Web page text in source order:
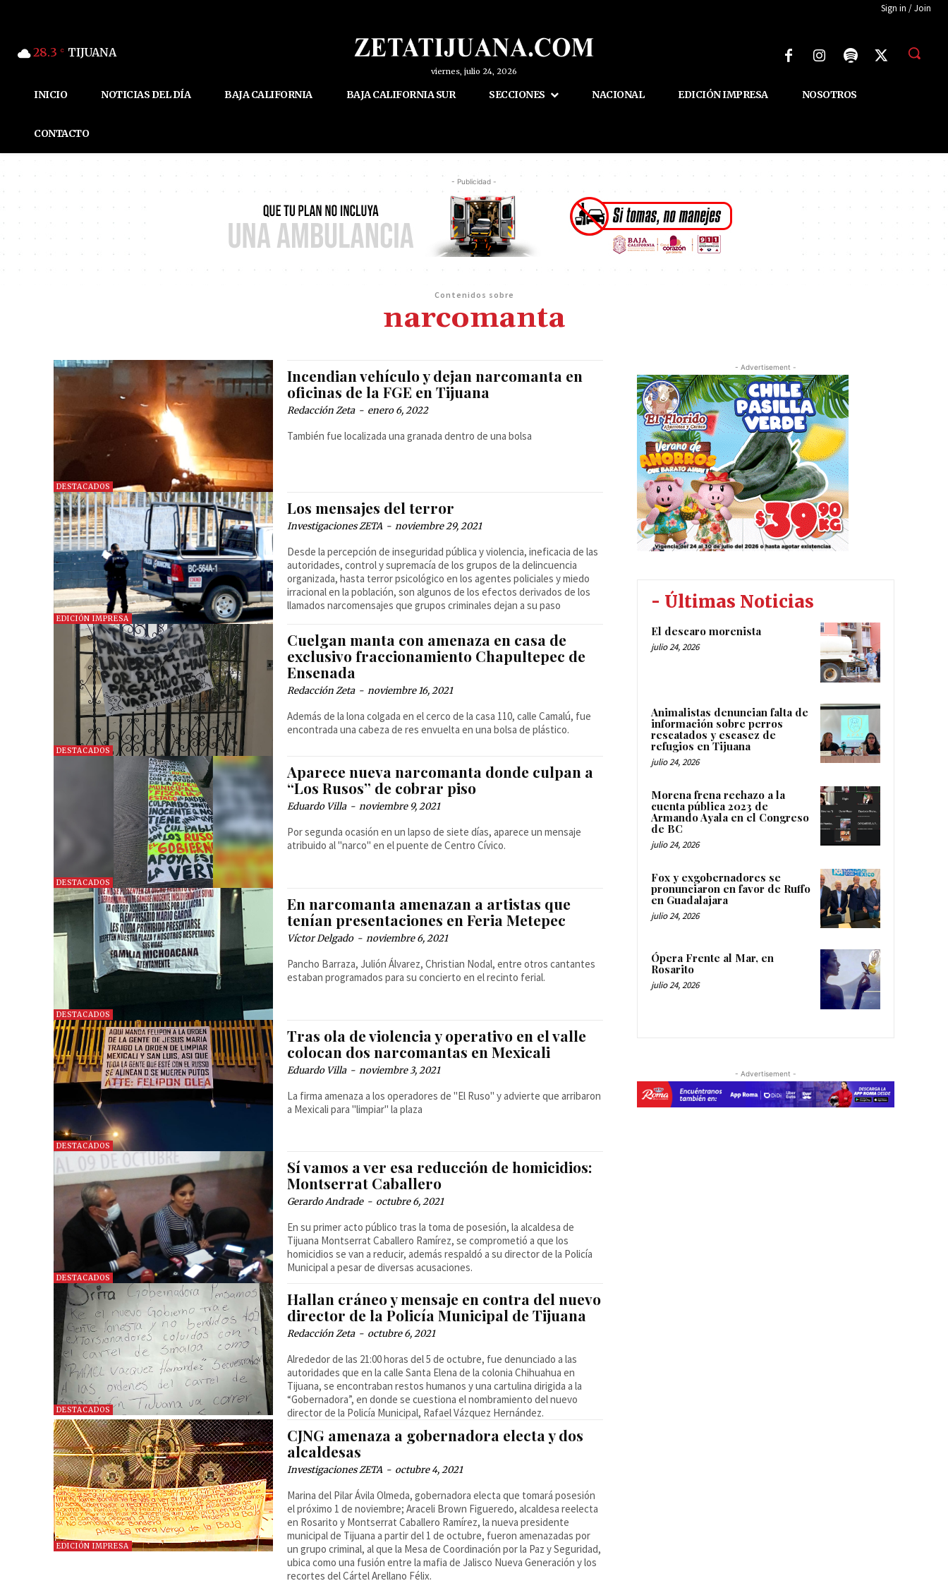
Sign in / Join
28.3 C TIJUANA
viernes, julio 24, 2026
INICIO NOTICIAS DEL DÍA BAJA CALIFORNIA BAJA CALIFORNIA SUR SECCIONES NACIONAL EDICIÓN IMPRESA NOSOTROS
CONTACTO
- Publicidad -
Contenidos sobre
narcomanta
DESTACADOS
Incendian vehículo y dejan narcomanta en
oficinas de la FGE en Tijuana
Redacción Zeta - enero 6, 2022
También fue localizada una granada dentro de una bolsa
EDICIÓN IMPRESA
Los mensajes del terror
Investigaciones ZETA - noviembre 29, 2021
Desde la percepción de inseguridad pública y violencia, ineficacia de las
autoridades, control y supremacía de los grupos de la delincuencia
organizada, hasta terror psicológico en los agentes policiales y miedo
irracional en la población, son algunos de los efectos derivados de los
llamados narcomensajes que grupos criminales dejan a su paso
DESTACADOS
Cuelgan manta con amenaza en casa de
exclusivo fraccionamiento Chapultepec de
Ensenada
Redacción Zeta - noviembre 16, 2021
Además de la lona colgada en el cerco de la casa 110, calle Camalú, fue
encontrada una cabeza de res envuelta en una bolsa de plástico.
DESTACADOS
Aparece nueva narcomanta donde culpan a
“Los Rusos” de cobrar piso
Eduardo Villa - noviembre 9, 2021
Por segunda ocasión en un lapso de siete días, aparece un mensaje
atribuido al "narco" en el puente de Centro Cívico.
DESTACADOS
En narcomanta amenazan a artistas que
tenían presentaciones en Feria Metepec
Víctor Delgado - noviembre 6, 2021
Pancho Barraza, Julión Álvarez, Christian Nodal, entre otros cantantes
estaban programados para su concierto en el recinto ferial.
DESTACADOS
Tras ola de violencia y operativo en el valle
colocan dos narcomantas en Mexicali
Eduardo Villa - noviembre 3, 2021
La firma amenaza a los operadores de "El Ruso" y advierte que arribaron
a Mexicali para "limpiar" la plaza
DESTACADOS
Sí vamos a ver esa reducción de homicidios:
Montserrat Caballero
Gerardo Andrade - octubre 6, 2021
En su primer acto público tras la toma de posesión, la alcaldesa de
Tijuana Montserrat Caballero Ramírez, se comprometió a que los
homicidios se van a reducir, además respaldó a su director de la Policía
Municipal a pesar de diversas acusaciones.
DESTACADOS
Hallan cráneo y mensaje en contra del nuevo
director de la Policía Municipal de Tijuana
Redacción Zeta - octubre 6, 2021
Alrededor de las 21:00 horas del 5 de octubre, fue denunciado a las
autoridades que en la calle Santa Elena de la colonia Chihuahua en
Tijuana, se encontraban restos humanos y una cartulina dirigida a la
“Gobernadora”, en donde se cuestiona el nombramiento del nuevo
director de la Policía Municipal, Rafael Vázquez Hernández.
EDICIÓN IMPRESA
CJNG amenaza a gobernadora electa y dos
alcaldesas
Investigaciones ZETA - octubre 4, 2021
Marina del Pilar Ávila Olmeda, gobernadora electa que tomará posesión
el próximo 1 de noviembre; Araceli Brown Figueredo, alcaldesa reelecta
en Rosarito y Montserrat Caballero Ramírez, la nueva presidente
municipal de Tijuana a partir del 1 de octubre, fueron amenazadas por
un grupo criminal, al que la Mesa de Coordinación por la Paz y Seguridad,
ubica como una fusión entre la mafia de Jalisco Nueva Generación y los
recortes del Cártel Arellano Félix.
- Advertisement -
- Últimas Noticias
El descaro morenista
julio 24, 2026
Animalistas denuncian falta de
información sobre perros
rescatados y escasez de
refugios en Tijuana
julio 24, 2026
Morena frena rechazo a la
cuenta pública 2023 de
Armando Ayala en el Congreso
de BC
julio 24, 2026
Fox y exgobernadores se
pronunciaron en favor de Ruffo
en Guadalajara
julio 24, 2026
Ópera Frente al Mar, en
Rosarito
julio 24, 2026
- Advertisement -